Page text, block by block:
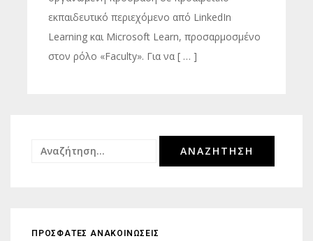
εκπαιδευτικό περιεχόμενο από LinkedIn
Learning και Microsoft Learn, προσαρμοσμένο
στον ρόλο «Faculty». Για να [ … ]
Αναζήτηση
ΠΡΟΣΦΑΤΕΣ ΑΝΑΚΟΙΝΩΣΕΙΣ